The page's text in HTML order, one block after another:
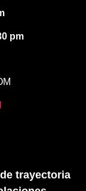
pm
trayectoria